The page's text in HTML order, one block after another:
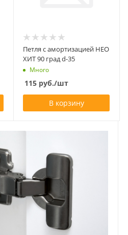
Петля с амортизацией НЕО
ХИТ 90 град d-35
Много
115 руб./шт
В корзину